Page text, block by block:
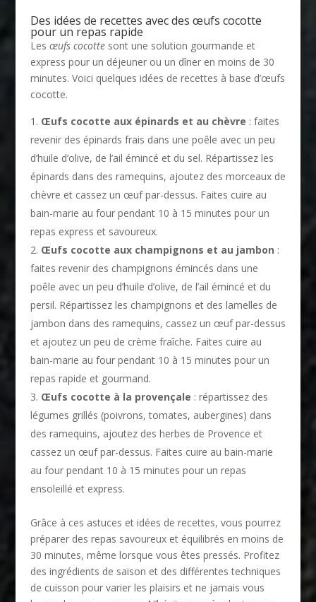
Des idées de recettes avec des œufs cocotte
pour un repas rapide
Les œufs cocottesont une solution gourmande et
express pour un déjeuner ou un dîner en moins de 30
minutes. Voici quelques idées de recettes à base d’œufs
cocotte.
Œufs cocotte aux épinards et au chèvre : faites
revenir des épinards frais dans une poêle avec un peu
d’huile d’olive, de l’ail émincé et du sel. Répartissez les
épinards dans des ramequins, ajoutez des morceaux de
chèvre et cassez un œuf par-dessus. Faites cuire au
bain-marie au four pendant 10 à 15 minutes pour un
repas express et savoureux.
Œufs cocotte aux champignons et au jambon :
faites revenir des champignons émincés dans une
poêle avec un peu d’huile d’olive, de l’ail émincé et du
persil. Répartissez les champignons et des lamelles de
jambon dans des ramequins, cassez un œuf par-dessus
et ajoutez un peu de crème fraîche. Faites cuire au
bain-marie au four pendant 10 à 15 minutes pour un
repas rapide et gourmand.
Œufs cocotte à la provençale : répartissez des
légumes grillés (poivrons, tomates, aubergines) dans
des ramequins, ajoutez des herbes de Provence et
cassez un œuf par-dessus. Faites cuire au bain-marie
au four pendant 10 à 15 minutes pour un repas
ensoleillé et express.
Grâce à ces astuces et idées de recettes, vous pourrez
préparer des repas savoureux et équilibrés en moins de
30 minutes, même lorsque vous êtes pressés. Profitez
des ingrédients de saison et des différentes techniques
de cuisson pour varier les plaisirs et ne jamais vous